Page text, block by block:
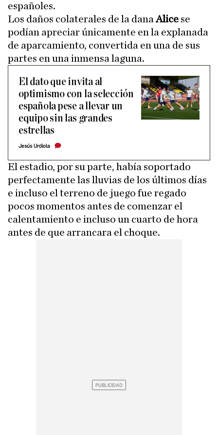
españoles.
Los daños colaterales de la danaAlice se
podían apreciar únicamente en la explanada
de aparcamiento, convertida en una de sus
partes en una inmensa laguna.
El dato que invita al
optimismo con la selección
española pese a llevar un
equipo sin las grandes
estrellas
Jesús Urdiola
El estadio, por su parte, había soportado
perfectamente las lluvias de los últimos días
e incluso el terreno de juego fue regado
pocos momentos antes de comenzar el
calentamiento e incluso un cuarto de hora
antes de que arrancara el choque.